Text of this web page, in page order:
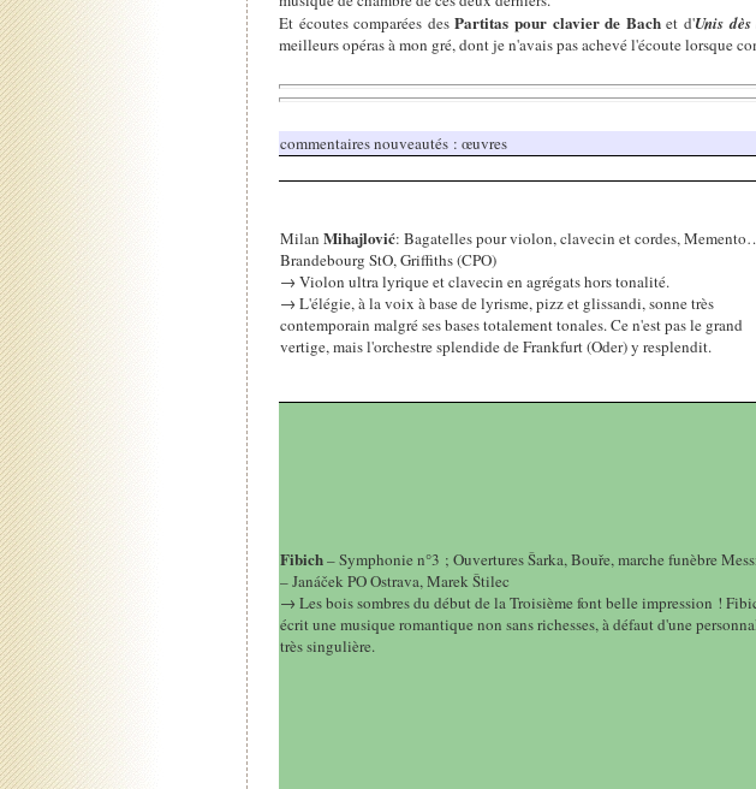
Et écoutes comparées desPartitas pour clavier de Bachet d'Unis
meilleurs opéras à mon gré, dont je n'avais pas achevé l'écoute lorsque
commentaires nouveautés : œuvres
MilanMihajlović: Bagatelles pour violon, clavecin et cordes,
Brandebourg StO, Griffiths (CPO)
→ Violon ultra lyrique et clavecin en agrégats hors tonalité.
→ L'élégie, à la voix à base de lyrisme, pizz et glissandi, sonne très
contemporain malgré ses bases totalement tonales. Ce n'est pas le grand
vertige, mais l'orchestre splendide de Frankfurt (Oder) y resplendit.
Fibich– Symphonie n°3 ; Ouvertures Šarka, Bouře, marche funèbre
– Janáček PO Ostrava, Marek Štilec
→ Les bois sombres du début de la Troisième font belle impression !
écrit une musique romantique non sans richesses, à défaut d'une
très singulière.